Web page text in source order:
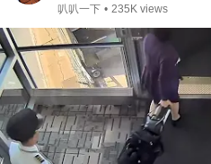
单口季 #脱口秀 #搞笑 #喜
叭叭一下 • 235K views